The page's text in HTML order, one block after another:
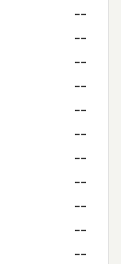
--
--
--
--
--
--
--
--
--
--
--